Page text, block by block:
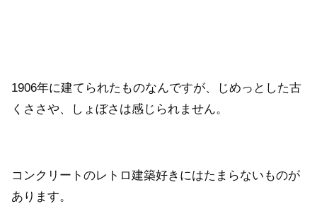
1906年に建てられたものなんですが、じめっとした古
くささや、しょぼさは感じられません。
コンクリートのレトロ建築好きにはたまらないものが
あります。